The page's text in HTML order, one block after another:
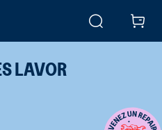
LAVOR